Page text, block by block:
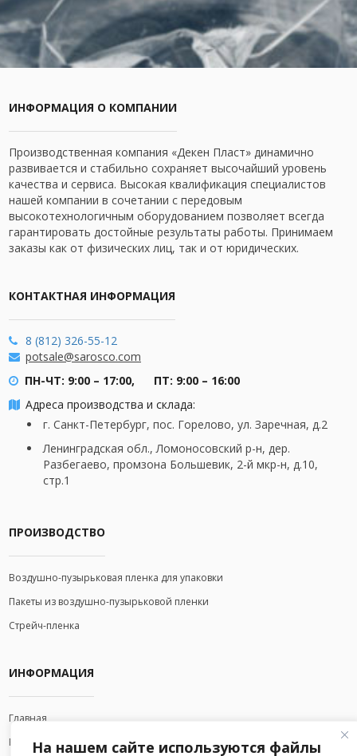
На нашем сайте используются файлы
ИНФОРМАЦИЯ О КОМПАНИИ
Производственная компания «Декен Пласт» динамично
развивается и стабильно сохраняет высочайший уровень
качества и сервиса. Высокая квалификация специалистов
нашей компании в сочетании с передовым
высокотехнологичным оборудованием позволяет всегда
гарантировать достойные результаты работы. Принимаем
заказы как от физических лиц, так и от юридических.
КОНТАКТНАЯ ИНФОРМАЦИЯ
8 (812) 326-55-12
potsale@sarosco.com
ПН-ЧТ: 9:00 – 17:00,
ПТ: 9:00 – 16:00
Адреса производства и склада:
г. Санкт-Петербург, пос. Горелово, ул. Заречная, д.2
Ленинградская обл., Ломоносовский р-н, дер.
Разбегаево, промзона Большевик, 2-й мкр-н, д.10,
стр.1
ПРОИЗВОДСТВО
Воздушно-пузырьковая пленка для упаковки
Пакеты из воздушно-пузырьковой пленки
Стрейч-пленка
ИНФОРМАЦИЯ
Главная
Вакансии